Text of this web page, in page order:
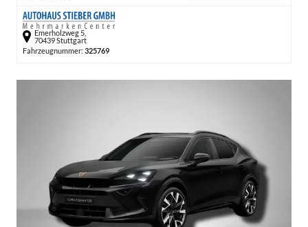
Emerholzweg 5,
70439 Stuttgart
Fahrzeugnummer: 325769